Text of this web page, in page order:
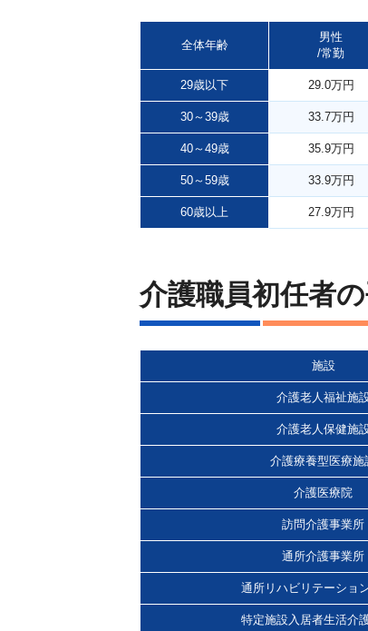
全体年齢
男性
/常勤
29歳以下 29.0万円
30～39歳 33.7万円
40～49歳 35.9万円
50～59歳 33.9万円
60歳以上 27.9万円
介護職員初任者
施設
介護老人福祉施
介護老人保健施
介護療養型医療施
介護医療院
訪問介護事業所
通所介護事業所
通所リハビリテーショ
特定施設入居者生活介